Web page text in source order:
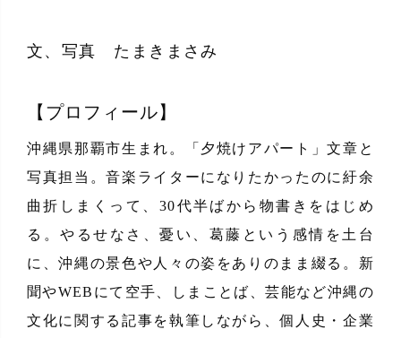
文、写真 たまきまさみ
【プロフィール】
沖縄県那覇市生まれ。「夕焼けアパート」文章と
写真担当。音楽ライターになりたかったのに紆余
曲折しまくって、30代半ばから物書きをはじめ
る。やるせなさ、憂い、葛藤という感情を土台
に、沖縄の景色や人々の姿をありのまま綴る。新
聞やWEBにて空手、しまことば、芸能など沖縄の
文化に関する記事を執筆しながら、個人史・企業